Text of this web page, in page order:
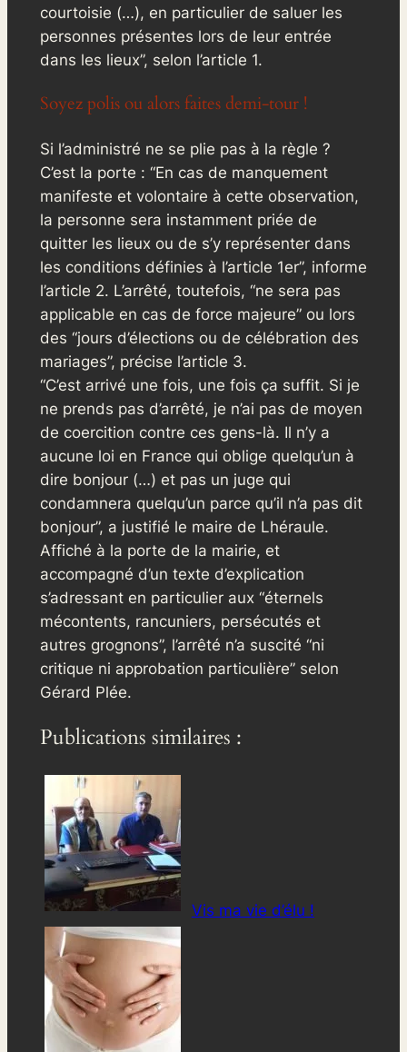
courtoisie (…), en particulier de saluer les
personnes présentes lors de leur entrée
dans les lieux”, selon l’article 1.
Soyez polis ou alors faites demi-tour !
Si l’administré ne se plie pas à la règle ?
C’est la porte : “En cas de manquement
manifeste et volontaire à cette observation,
la personne sera instamment priée de
quitter les lieux ou de s’y représenter dans
les conditions définies à l’article 1er”, informe
l’article 2. L’arrêté, toutefois, “ne sera pas
applicable en cas de force majeure” ou lors
des “jours d’élections ou de célébration des
mariages”, précise l’article 3.
“C’est arrivé une fois, une fois ça suffit. Si je
ne prends pas d’arrêté, je n’ai pas de moyen
de coercition contre ces gens-là. Il n’y a
aucune loi en France qui oblige quelqu’un à
dire bonjour (…) et pas un juge qui
condamnera quelqu’un parce qu’il n’a pas dit
bonjour”, a justifié le maire de Lhéraule.
Affiché à la porte de la mairie, et
accompagné d’un texte d’explication
s’adressant en particulier aux “éternels
mécontents, rancuniers, persécutés et
autres grognons”, l’arrêté n’a suscité “ni
critique ni approbation particulière” selon
Gérard Plée.
Publications similaires :
Vis ma vie d’élu !